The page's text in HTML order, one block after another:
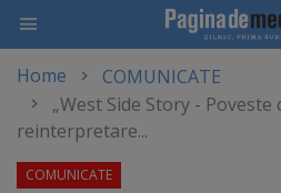
main
content
Home
COMUNICATE
„West Side Story -
reinterpretare...